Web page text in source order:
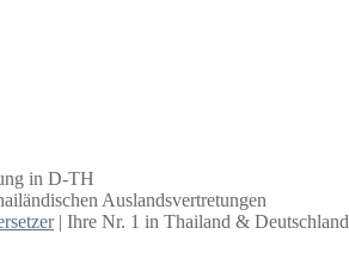
in D-TH
Auslandsvertretungen
| Ihre Nr. 1 in Thailand & Deutschland